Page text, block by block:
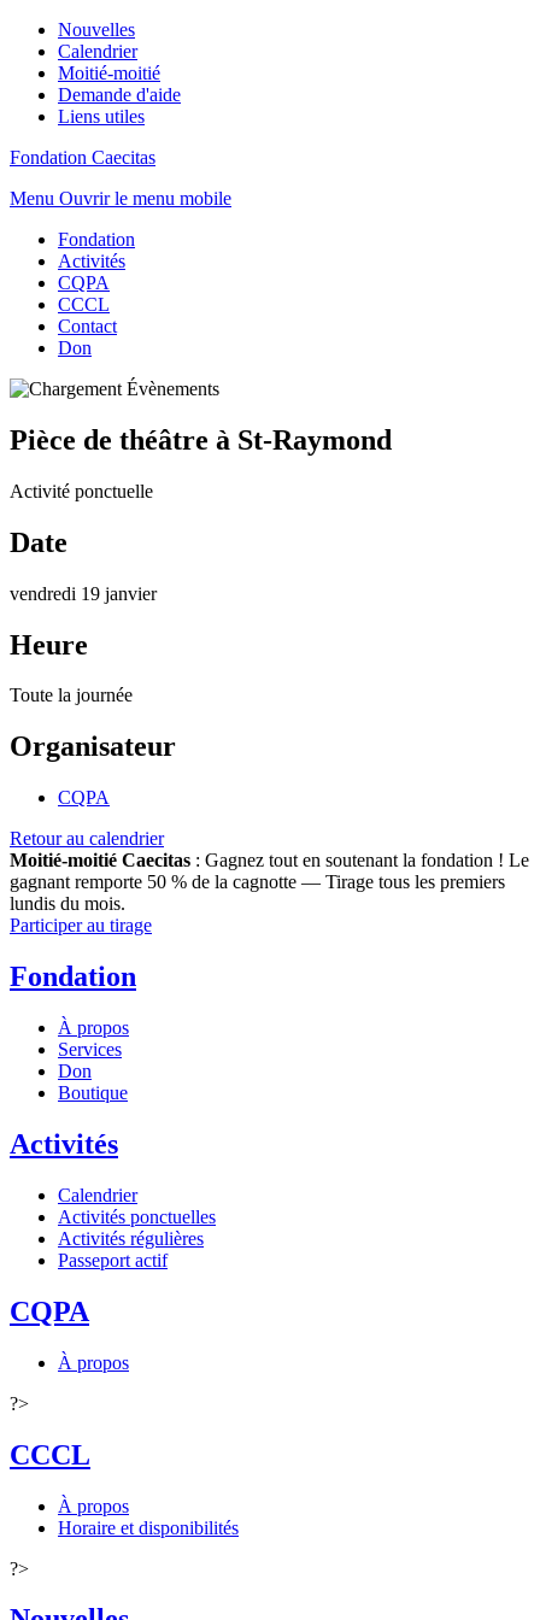
Nouvelles
Calendrier
Moitié-moitié
Demande d'aide
Liens utiles
Fondation Caecitas
Menu Ouvrir le menu mobile
Fondation
Activités
CQPA
CCCL
Contact
Don
Pièce de théâtre à St-Raymond
Activité ponctuelle
Date
vendredi 19 janvier
Heure
Toute la journée
Organisateur
CQPA
Retour au calendrier
Moitié-moitié Caecitas : Gagnez tout en soutenant la fondation ! Le
gagnant remporte 50 % de la cagnotte — Tirage tous les premiers
lundis du mois.
Participer au tirage
Fondation
À propos
Services
Don
Boutique
Activités
Calendrier
Activités ponctuelles
Activités régulières
Passeport actif
CQPA
À propos
?>
CCCL
À propos
Horaire et disponibilités
?>